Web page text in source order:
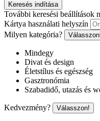
Keresés indítása
További keresési beállítások
Kártya használati helyszín
Milyen kategória?
Mindegy
Divat és design
Életstílus és egészség
Gasztronómia
Szabadidő, utazás és
Kedvezmény? Válasszon!